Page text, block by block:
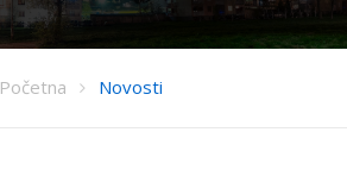
Početna Novosti